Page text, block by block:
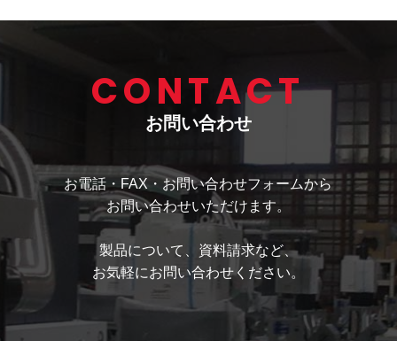
CONTACT
お問い合わせ
お電話・FAX・お問い合わせフォームから
お問い合わせいただけます。
製品について、資料請求など、
お気軽にお問い合わせください。